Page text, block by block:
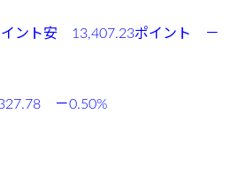
ント安 13,407.23ポイント －
－0.50%